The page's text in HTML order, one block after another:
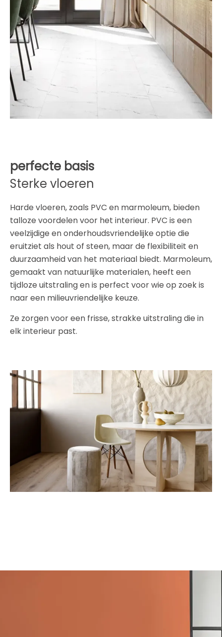
perfecte basis
Sterke vloeren
Harde vloeren, zoals PVC en marmoleum, bieden
talloze voordelen voor het interieur. PVC is een
veelzijdige en onderhoudsvriendelijke optie die
eruitziet als hout of steen, maar de flexibiliteit en
duurzaamheid van het materiaal biedt. Marmoleum,
gemaakt van natuurlijke materialen, heeft een
tijdloze uitstraling en is perfect voor wie op zoek is
naar een milieuvriendelijke keuze.
Ze zorgen voor een frisse, strakke uitstraling die in
elk interieur past.